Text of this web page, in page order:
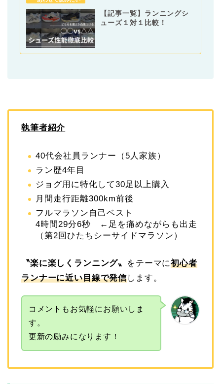
【記事一覧】ランニングシ
ューズ１対１比較！
執筆者紹介
40代会社員ランナー（5人家族）
ラン歴4年目
ジョグ用に特化して30足以上購入
月間走行距離300km前後
フルマラソン自己ベスト
4時間29分6秒 ←足を痛めながらも出走
（第2回ひたちシーサイドマラソン）
〝楽に楽しくランニング〟 をテーマに初心者
ランナーに近い目線で発信します。
コメントもお気軽にお願いしま
す。
更新の励みになります！